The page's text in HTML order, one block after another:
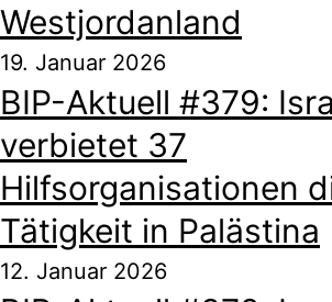
Westjordanland
19. Januar 2026
BIP-Aktuell #379:
verbietet 37
Hilfsorganisationen
Tätigkeit in Palästina
12. Januar 2026